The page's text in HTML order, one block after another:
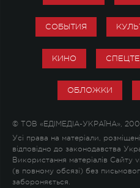
СОБЫТИЯ
КИНО
ОБЛОЖКИ
© ТОВ «ЕДІМЕДІА-УКРАЇНА»,
Усі права на матеріали,
відповідно до законодавства
Використання матеріалів Сайту
(в повному обсязі) без
забороняється.